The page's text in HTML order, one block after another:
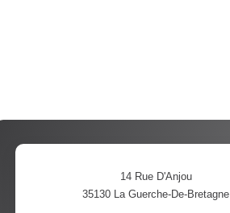
14 Rue D'Anjou
35130 La Guerche-De-Bretagne